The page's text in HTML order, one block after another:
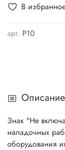
В
арт. P10
Описание
Знак "Не
наладочных
оборудования